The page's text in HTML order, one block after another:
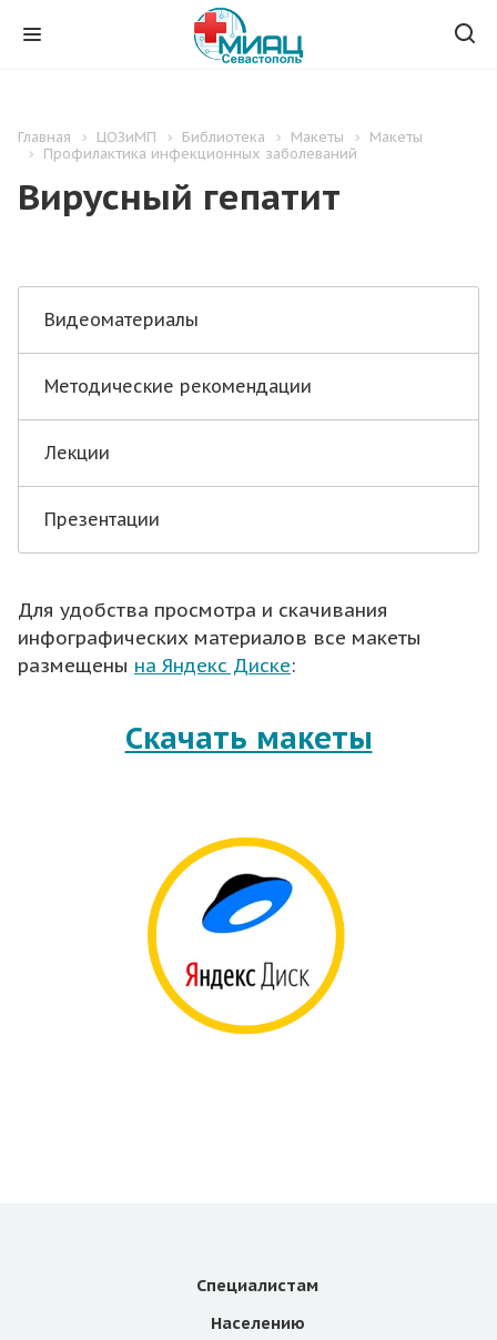
Главная ЦОЗиМП Библиотека Макеты
Макеты
Профилактика инфекционных заболеваний
Вирусный гепатит
Видеоматериалы
Методические рекомендации
Лекции
Презентации
Для удобства просмотра и скачивания
инфографических материалов все макеты
размещены на Яндекс Диске:
Скачать макеты
Специалистам
Населению